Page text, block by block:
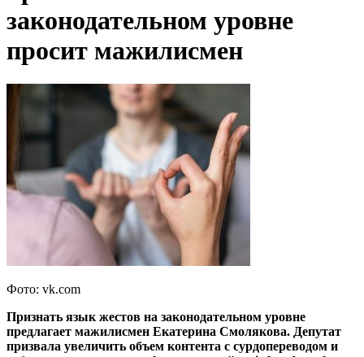
законодательном уровне
просит мажилисмен
Фото: vk.com
Признать язык жестов на законодательном уровне
предлагает мажилисмен Екатерина Смолякова. Депутат
призвала увеличить объем контента с сурдопереводом и